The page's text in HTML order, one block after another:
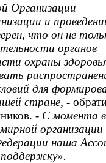
Организации
и
что он не
органов
охраны
для
стране, -
- С момента
организации
наша